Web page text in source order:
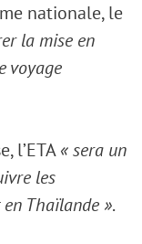
nationale, le
la mise en
voyage
l’ETA« sera un
les
Thaïlande ».